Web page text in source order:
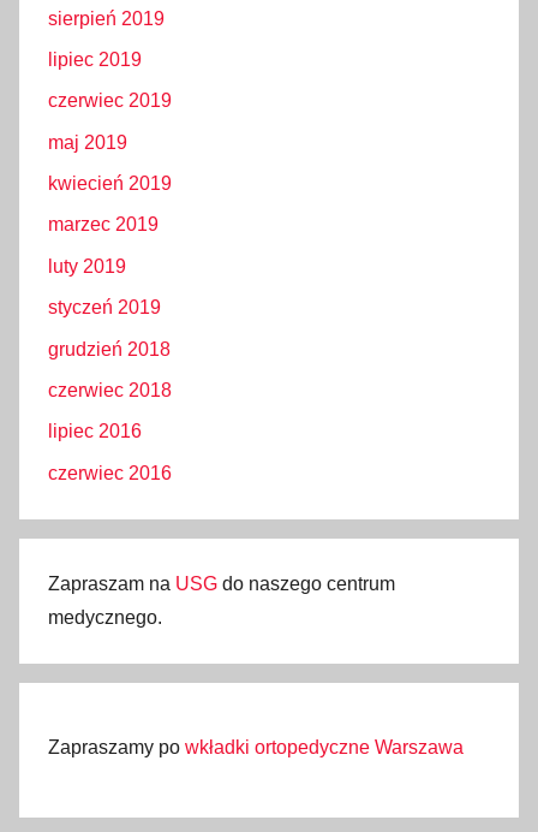
sierpień 2019
lipiec 2019
czerwiec 2019
maj 2019
kwiecień 2019
marzec 2019
luty 2019
styczeń 2019
grudzień 2018
czerwiec 2018
lipiec 2016
czerwiec 2016
Zapraszam na USG do naszego centrum
medycznego.
Zapraszamy po wkładki ortopedyczne Warszawa